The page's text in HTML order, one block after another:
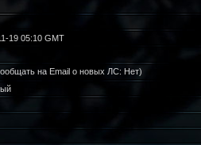
19 05:10 GMT
на Email о новых ЛС: Нет)